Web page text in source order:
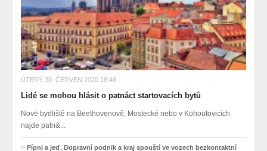
ÚTERÝ 30. ČERVEN 2020 18:48
Lidé se mohou hlásit o patnáct startovacích bytů
Nové bydliště na Beethovenově, Mostecké nebo v Kohoutovicích
najde patn&...
Pípni a jeď. Dopravní podnik a kraj spouští ve vozech bezkontaktní